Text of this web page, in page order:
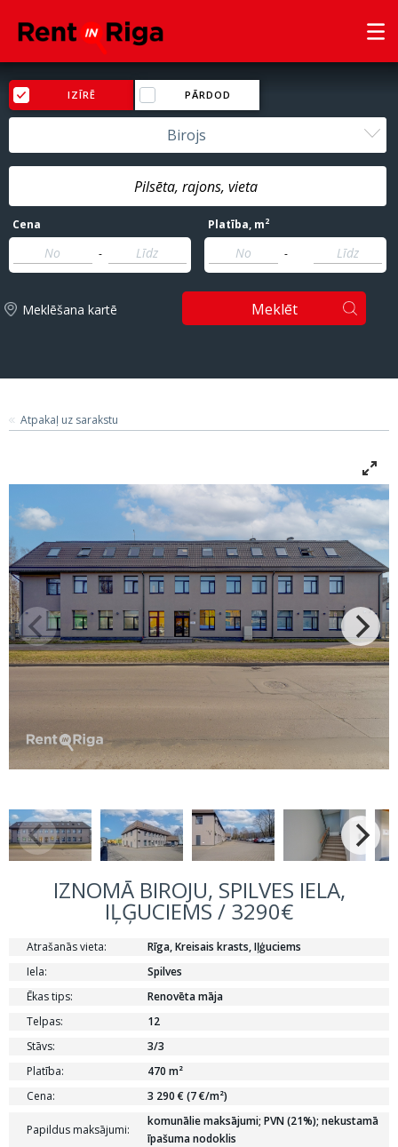
IZĪRĒ PĀRDOD
Birojs
Cena
-
Platība, m2
-
Meklēšana kartē Meklēt
Atpakaļ uz sarakstu
IZNOMĀ BIROJU, SPILVES IELA,
IĻĢUCIEMS / 3290€
Atrašanās vieta:
Rīga, Kreisais krasts, Iļģuciems
Iela:
Spilves
Ēkas tips:
Renovēta māja
Telpas:
12
Stāvs:
3/3
Platība:
470 m²
Cena:
3 290 € (7 €/m²)
Papildus maksājumi:
komunālie maksājumi; PVN (21%); nekustamā
īpašuma nodoklis